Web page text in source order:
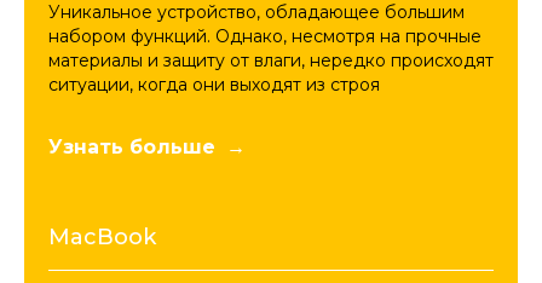
Уникальное устройство, обладающее большим
набором функций. Однако, несмотря на прочные
материалы и защиту от влаги, нередко происходят
ситуации, когда они выходят из строя
Узнать больше
MacBook